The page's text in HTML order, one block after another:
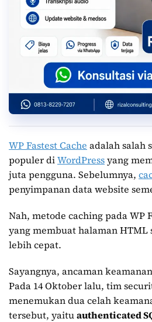
WP Fastest Cache adalah salah
populer diWordPressyang
juta pengguna. Sebelumnya,
penyimpanan data website
Nah, metode caching pada WP
yang membuat halaman HTML
lebih cepat.
Sayangnya, ancaman
Pada 14 Oktober lalu, tim
menemukan dua celah
tersebut, yaituauthenticated